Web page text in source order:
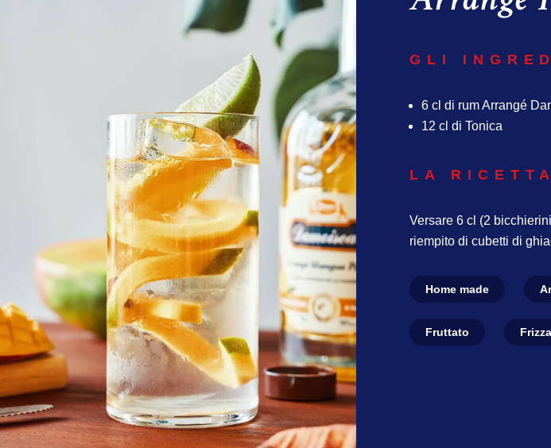
GLI
6 cl di rum Arrangé
12 cl di Tonica
LA RICETTA
Versare 6 cl (2
riempito di cubetti di
Home made
Fruttato